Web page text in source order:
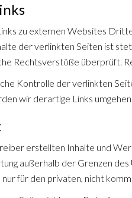
zu externen Websites
der verlinkten Seiten ist
Rechtsverstöße überprüft.
Kontrolle der verlinkten
wir derartige Links
erstellten Inhalte und
außerhalb der Grenzen
nur für den privaten, nicht